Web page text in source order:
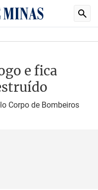
e fica
Corpo de Bombeiros